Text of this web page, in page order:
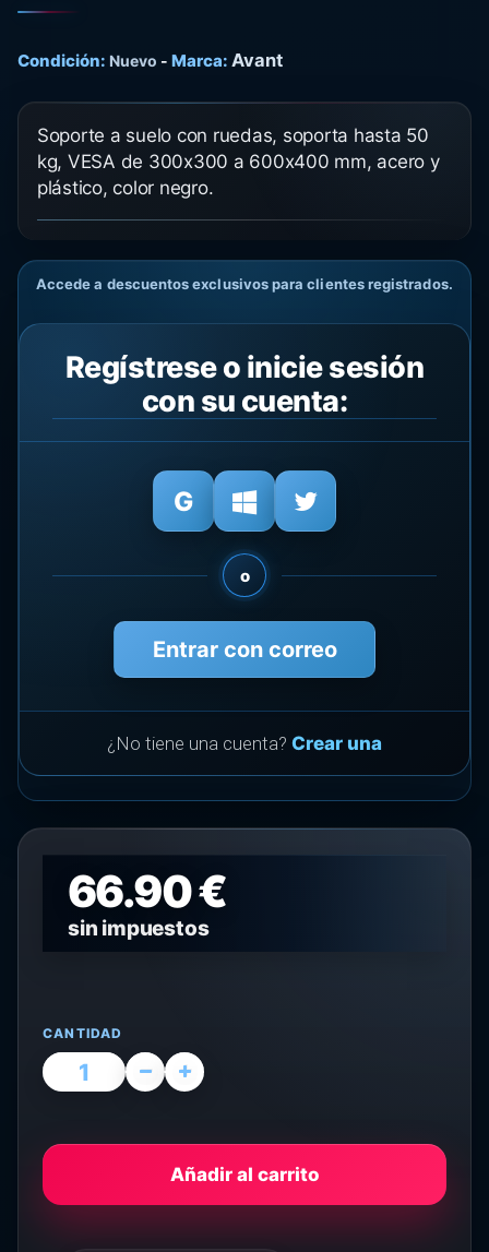
Condición: Nuevo - Marca: Avant
Soporte a suelo con ruedas, soporta hasta 50
kg, VESA de 300x300 a 600x400 mm, acero y
plástico, color negro.
Accede a descuentos exclusivos para clientes registrados.
Regístrese o inicie sesión
con su cuenta:
o
Entrar con correo
¿No tiene una cuenta? Crear una
66.90 €
sin impuestos
CANTIDAD
Añadir al carrito